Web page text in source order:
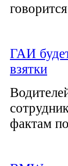
ГАИ
взятки
фактам